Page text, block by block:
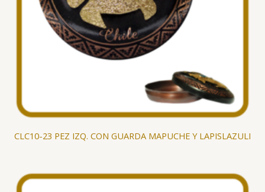
CLC10-23 PEZ IZQ. CON GUARDA MAPUCHE Y LAPISLAZULI